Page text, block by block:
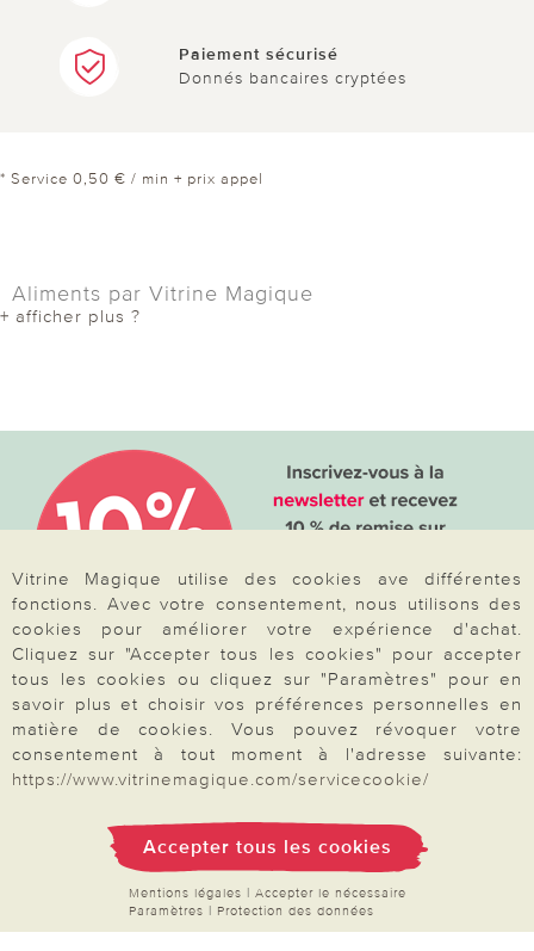
Paiement sécurisé
Donnés bancaires cryptées
* Service 0,50 € / min + prix appel
Aliments par Vitrine Magique
+ afficher plus ?
Votre commande
FAQ
Inscription Newsletter
Demande de catalogue
Données personnelles
Vitrine Magique utilise des cookies ave différentes
fonctions. Avec votre consentement, nous utilisons des
cookies pour améliorer votre expérience d'achat.
Cliquez sur "Accepter tous les cookies" pour accepter
tous les cookies ou cliquez sur "Paramètres" pour en
savoir plus et choisir vos préférences personnelles en
matière de cookies. Vous pouvez révoquer votre
consentement à tout moment à l'adresse suivante:
https://www.vitrinemagique.com/servicecookie/
Accepter tous les cookies
Mentions légales | Accepter le nécessaire
Paramètres | Protection des données